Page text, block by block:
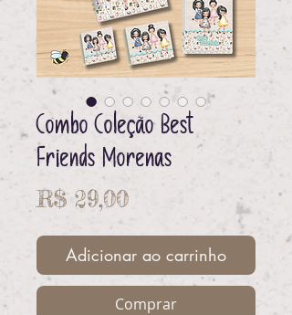
Combo Coleção Best
Friends Morenas
R$ 29,00Preço
Adicionar ao carrinho
Comprar